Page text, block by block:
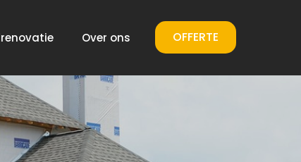
Over ons OFFERTE